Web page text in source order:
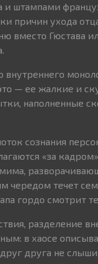
и штампами
причин ухода
вместо Гюстава
внутреннего
— ее жалкие и
наполненные
сознания
«за
чередом течет
гордо смотрит
разделение
в хаосе
друга не